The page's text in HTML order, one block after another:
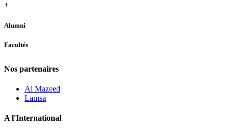
+
Alumni
Facultés
Nos partenaires
Al Mazeed
Lamsa
A l'International